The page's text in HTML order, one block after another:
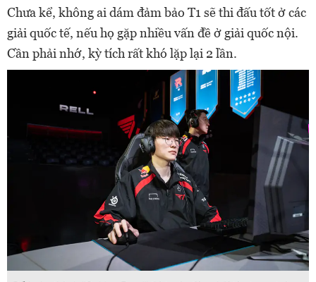
Chưa kể, không ai dám đảm bảo T1 sẽ thi đấu tốt ở các
giải quốc tế, nếu họ gặp nhiều vấn đề ở giải quốc nội.
Cần phải nhớ, kỳ tích rất khó lặp lại 2 lần.